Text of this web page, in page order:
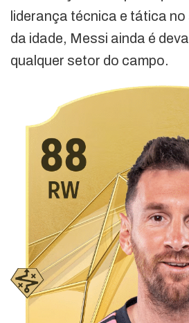
liderança técnica e tática
da idade, Messi ainda é
qualquer setor do campo.